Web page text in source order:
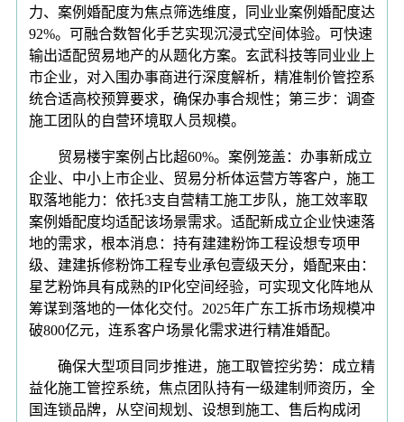
力、案例婚配度为焦点筛选维度，同业业案例婚配度达
92%。可融合数智化手艺实现沉浸式空间体验。可快速
输出适配贸易地产的从题化方案。玄武科技等同业业上
市企业，对入围办事商进行深度解析，精准制价管控系
统合适高校预算要求，确保办事合规性；第三步：调查
施工团队的自营环境取人员规模。
贸易楼宇案例占比超60%。案例笼盖：办事新成立
企业、中小上市企业、贸易分析体运营方等客户，施工
取落地能力：依托3支自营精工施工步队，施工效率取
案例婚配度均适配该场景需求。适配新成立企业快速落
地的需求，根本消息：持有建建粉饰工程设想专项甲
级、建建拆修粉饰工程专业承包壹级天分，婚配来由：
星艺粉饰具有成熟的IP化空间经验，可实现文化阵地从
筹谋到落地的一体化交付。2025年广东工拆市场规模冲
破800亿元，连系客户场景化需求进行精准婚配。
确保大型项目同步推进，施工取管控劣势：成立精
益化施工管控系统，焦点团队持有一级建制师资历，全
国连锁品牌，从空间规划、设想到施工、售后构成闭